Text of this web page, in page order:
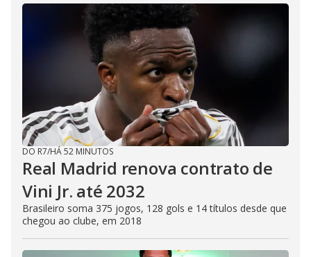
DO R7/HÁ 52 MINUTOS
Real Madrid renova contrato de
Vini Jr. até 2032
Brasileiro soma 375 jogos, 128 gols e 14 títulos desde que
chegou ao clube, em 2018